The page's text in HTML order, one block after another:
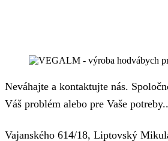
Neváhajte a kontaktujte nás.
Váš problém alebo pre Vaše
Vajanského 614/18, Liptovský